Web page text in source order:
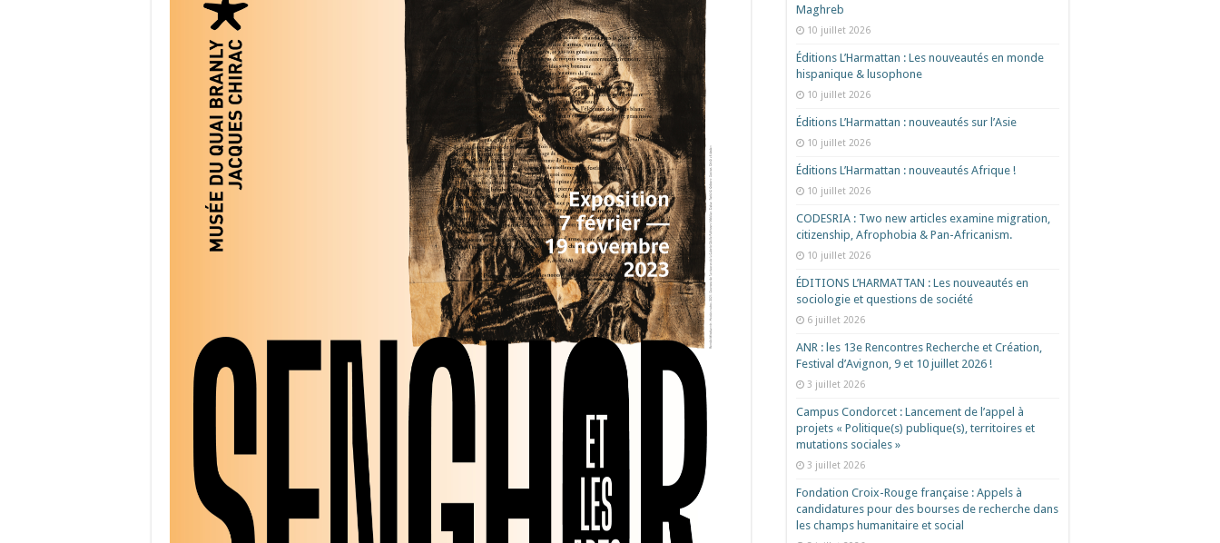
Maghreb
10 juillet 2026
Éditions L’Harmattan : Les nouveautés en monde
hispanique & lusophone
10 juillet 2026
Éditions L’Harmattan : nouveautés sur l’Asie
10 juillet 2026
Éditions L’Harmattan : nouveautés Afrique !​
10 juillet 2026
CODESRIA : Two new articles examine migration,
citizenship, Afrophobia & Pan-Africanism.
10 juillet 2026
ÉDITIONS L’HARMATTAN : Les nouveautés en
sociologie et questions de société
6 juillet 2026
ANR : les 13e Rencontres Recherche et Création,
Festival d’Avignon, 9 et 10 juillet 2026 !
3 juillet 2026
Campus Condorcet : Lancement de l’appel à
projets « Politique(s) publique(s), territoires et
mutations sociales »
3 juillet 2026
Fondation Croix-Rouge française : Appels à
candidatures pour des bourses de recherche dans
les champs humanitaire et social